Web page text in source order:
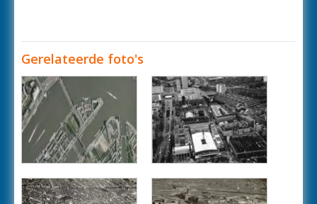
Gerelateerde foto's